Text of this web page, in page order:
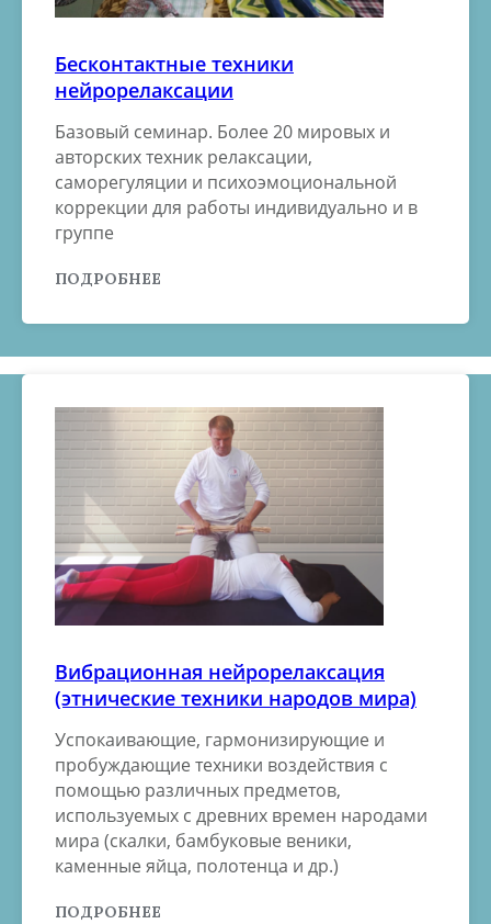
Бесконтактные техники
нейрорелаксации
Базовый семинар. Более 20 мировых и
авторских техник релаксации,
саморегуляции и психоэмоциональной
коррекции для работы индивидуально и в
группе
ПОДРОБНЕЕ
Вибрационная нейрорелаксация
(этнические техники народов мира)
Успокаивающие, гармонизирующие и
пробуждающие техники воздействия с
помощью различных предметов,
используемых с древних времен народами
мира (скалки, бамбуковые веники,
каменные яйца, полотенца и др.)
ПОДРОБНЕЕ